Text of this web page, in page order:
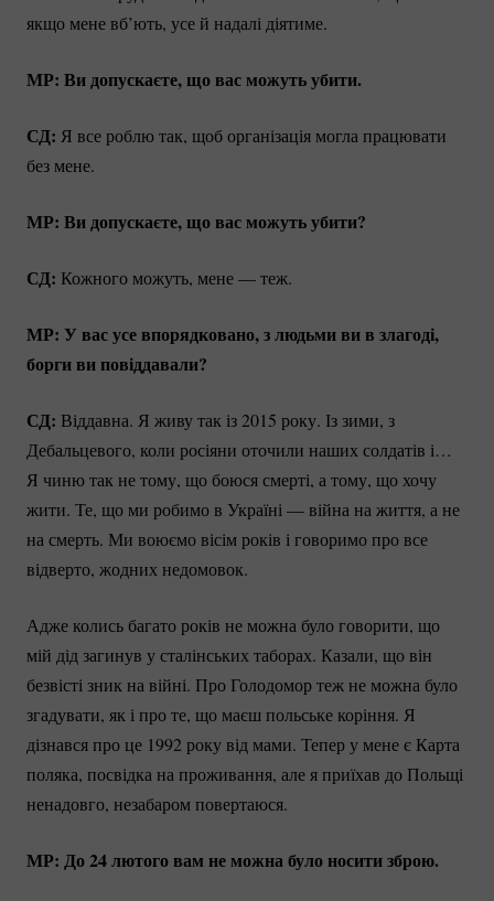
якщо мене вб’ють, усе й надалі діятиме.
МР: Ви допускаєте, що вас можуть убити.
СД: Я все роблю так, щоб організація могла працювати
без мене.
МР: Ви допускаєте, що вас можуть убити?
СД: Кожного можуть, мене — теж.
МР: У вас усе впорядковано, з людьми ви в злагоді,
борги ви повіддавали?
СД: Віддавна. Я живу так із 2015 року. Із зими, з
Дебальцевого, коли росіяни оточили наших солдатів і…
Я чиню так не тому, що боюся смерті, а тому, що хочу
жити. Те, що ми робимо в Україні — війна на життя, а не
на смерть. Ми воюємо вісім років і говоримо про все
відверто, жодних недомовок.
Адже колись багато років не можна було говорити, що
мій дід загинув у сталінських таборах. Казали, що він
безвісті зник на війні. Про Голодомор теж не можна було
згадувати, як і про те, що маєш польське коріння. Я
дізнався про це 1992 року від мами. Тепер у мене є Карта
поляка, посвідка на проживання, але я приїхав до Польщі
ненадовго, незабаром повертаюся.
МР: До 24 лютого вам не можна було носити зброю.